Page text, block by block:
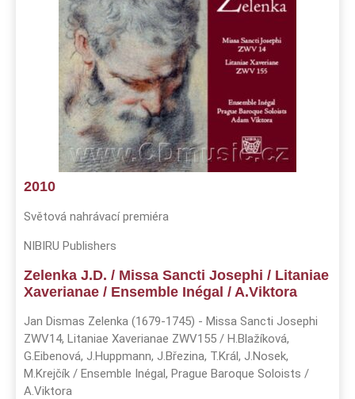
2010
Světová nahrávací premiéra
NIBIRU Publishers
Zelenka J.D. / Missa Sancti Josephi / Litaniae
Xaverianae / Ensemble Inégal / A.Viktora
Jan Dismas Zelenka (1679-1745) - Missa Sancti Josephi
ZWV14, Litaniae Xaverianae ZWV155 / H.Blažíková,
G.Eibenová, J.Huppmann, J.Březina, T.Král, J.Nosek,
M.Krejčík / Ensemble Inégal, Prague Baroque Soloists /
A.Viktora